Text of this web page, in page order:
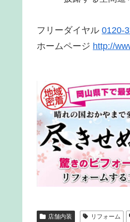
フリーダイヤル 0120-
ホームページ http://
店舗内装 リフォーム